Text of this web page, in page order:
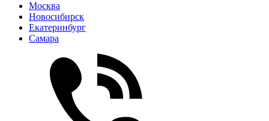
Москва
Новосибирск
Екатеринбург
Самара